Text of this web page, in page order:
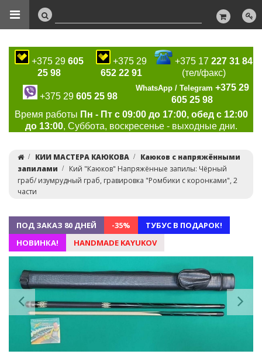
+375 29 605
25 98
+375 29
652 22 91
+375 17227 31 84
(тел/факс)
+375 29 605 25 98
WhatsApp / Telegram +375 29
605 25 98
Время работы Пн - Пт с 09:00 до 17:00, обед с 12:00
до 13:00, Суббота, воскресенье - выходные дни.
КИИ МАСТЕРА КАЮКОВА
Каюков с напряжёнными
запилами
Кий "Каюков" Напряжённые запилы: Чёрный
граб/ изумрудный граб, гравировка "Ромбики с коронками", 2
части
ПОД ЗАКАЗ 80 ДНЕЙ -35%
ТУБУС В ПОДАРОК!
НОВИНКА!
HANDMADE KAYUKOV
Previous